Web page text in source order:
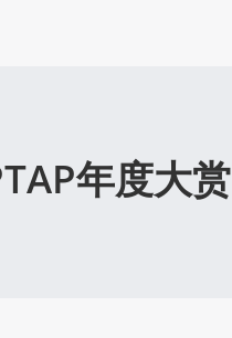
年度大赏